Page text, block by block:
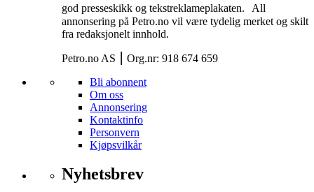
god presseskikk og tekstreklameplakaten. All
annonsering på Petro.no vil være tydelig merket og skilt
fra redaksjonelt innhold.
Petro.no AS ⎮ Org.nr: 918 674 659
Bli abonnent
Om oss
Annonsering
Kontaktinfo
Personvern
Kjøpsvilkår
Nyhetsbrev